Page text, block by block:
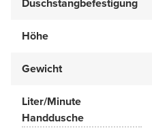
Höhe
Gewicht
Liter/Minute
Handdusche